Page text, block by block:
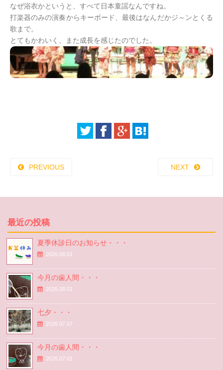
なぜ浴衣かというと、すべて日本童謡なんですね。
打楽器のみの演奏からキーボード、最後はなんだかジ～ンとくる
歌まで。
とてもかわいく、また成長を感じたのでした。
PREVIOUS NEXT
最近の投稿
夏季休診日のお知らせ・・・
2026.08.01
今月の歯人間・・・
2026.08.01
七夕・・・
2026.07.07
今月の歯人間・・・
2026.07.01